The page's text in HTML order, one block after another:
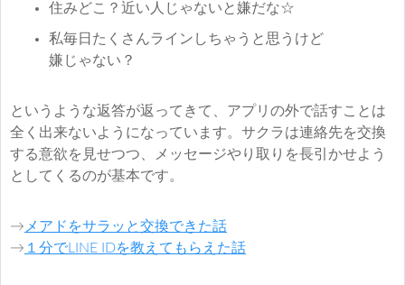
住みどこ？近い人じゃないと嫌だな☆
私毎日たくさんラインしちゃうと思うけど
嫌じゃない？
というような返答が返ってきて、アプリの外で話すことは
全く出来ないようになっています。サクラは連絡先を交換
する意欲を見せつつ、メッセージやり取りを長引かせよう
としてくるのが基本です。
→メアドをサラッと交換できた話
→ １分でLINE IDを教えてもらえた話